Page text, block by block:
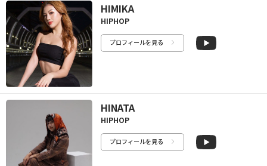
HIMIKA
HIPHOP
プロフィールを見る
HINATA
HIPHOP
プロフィールを見る